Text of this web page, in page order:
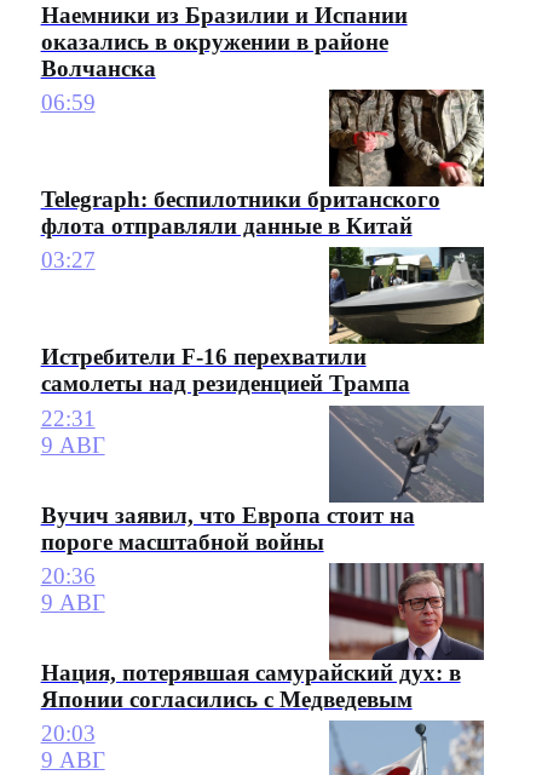
Наемники из Бразилии и Испании
оказались в окружении в районе
Волчанска
06:59
Telegraph: беспилотники британского
флота отправляли данные в Китай
03:27
Истребители F-16 перехватили
самолеты над резиденцией Трампа
22:31
9 АВГ
Вучич заявил, что Европа стоит на
пороге масштабной войны
20:36
9 АВГ
Нация, потерявшая самурайский дух: в
Японии согласились с Медведевым
20:03
9 АВГ